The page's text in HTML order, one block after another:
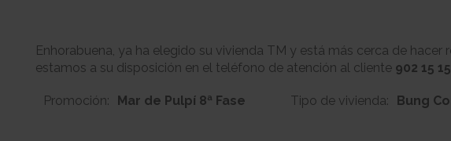
Enhorabuena, ya ha elegido su vivienda TM y está más cerca de
estamos a su disposición en el teléfono de atención al cliente 902 15
Promoción: Mar de Pulpí 8ª Fase Tipo de vivienda: Bung